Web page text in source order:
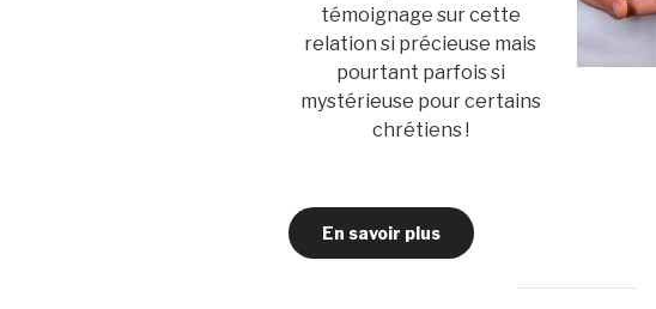
témoignage sur cette
relation si précieuse mais
pourtant parfois si
mystérieuse pour certains
chrétiens !
En savoir plus